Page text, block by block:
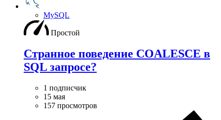
MySQL
Простой
Странное поведение COALESCE в
SQL запросе?
1 подписчик
15 мая
157 просмотров